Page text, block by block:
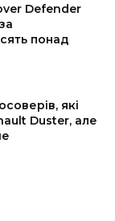
Defender
понад
які
Duster, але